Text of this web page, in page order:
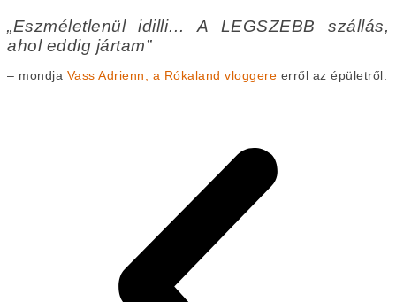
„Eszméletlenül idilli… A LEGSZEBB szállás,
ahol eddig jártam”
– mondja Vass Adrienn, a Rókaland vloggere erről az épületről.